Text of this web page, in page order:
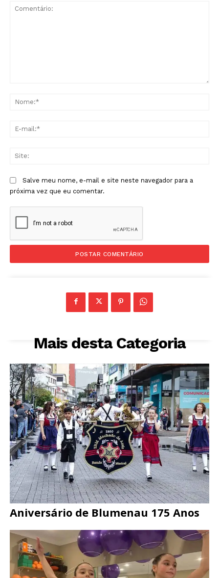
Salve meu nome, e-mail e site neste navegador para a
próxima vez que eu comentar.
Mais desta Categoria
Aniversário de Blumenau 175 Anos